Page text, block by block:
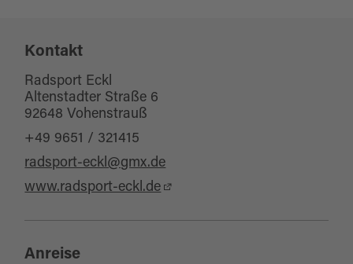
Kontakt
Radsport Eckl
Altenstadter Straße 6
92648 Vohenstrauß
+49 9651 / 321415
radsport-eckl@gmx.de
www.radsport-eckl.de
Anreise